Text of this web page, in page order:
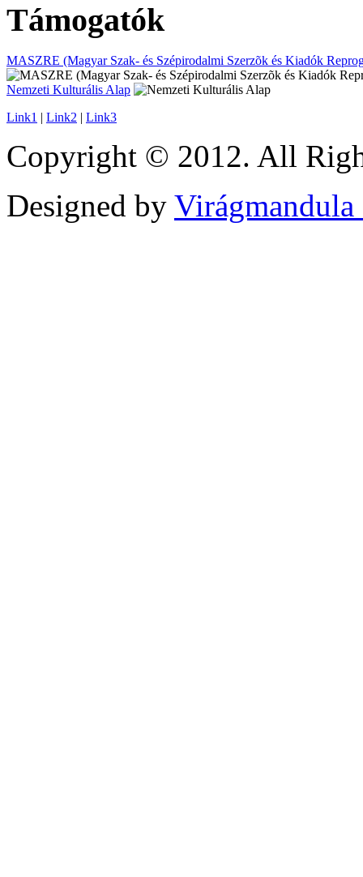
Támogatók
MASZRE (Magyar Szak- és Szépirodalmi Szerzõk és Kiadók
Nemzeti Kulturális Alap
Link1 | Link2 | Link3
Copyright © 2012. All
Designed by